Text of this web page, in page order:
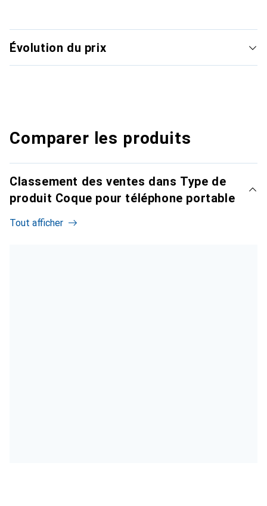
Évolution du prix
Comparer les produits
Classement des ventes dans Type de
produit Coque pour téléphone portable
Tout afficher